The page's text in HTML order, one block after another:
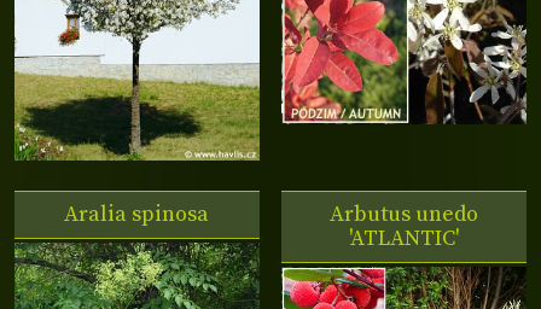
Aralia spinosa
Arbutus unedo
'ATLANTIC'